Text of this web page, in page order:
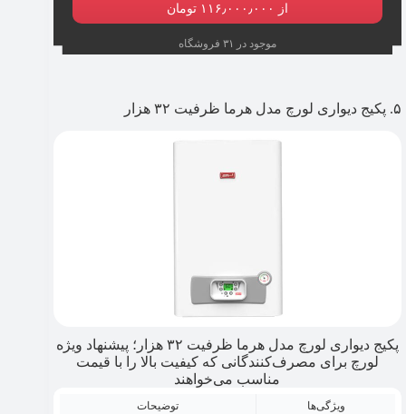
از ۱۱۶٫۰۰۰٫۰۰۰ تومان
موجود در ۳۱ فروشگاه
۵. پکیج دیواری لورچ مدل هرما ظرفیت ۳۲ هزار
پکیج دیواری لورچ مدل هرما ظرفیت ۳۲ هزار؛ پیشنهاد ویژه
لورچ برای مصرف‌کنندگانی که کیفیت بالا را با قیمت
مناسب می‌خواهند
ویژگی‌ها توضیحات